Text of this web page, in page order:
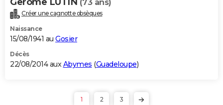
(73 ans)
Créer une cagnotte obsèques
Naissance
15/08/1941 au Gosier
Décès
22/08/2014 aux Abymes (Guadeloupe)
1 2 3